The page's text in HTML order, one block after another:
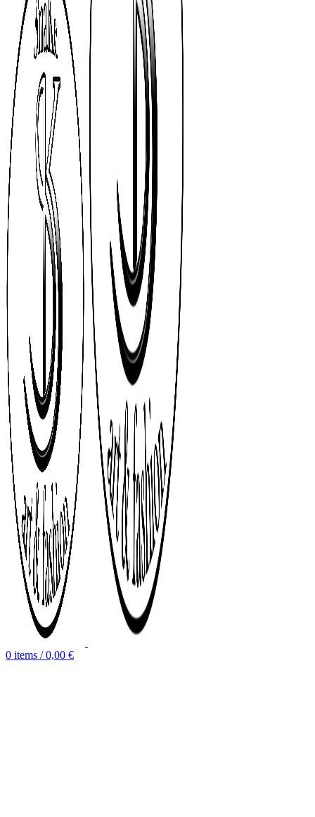
0 items / 0,00 €